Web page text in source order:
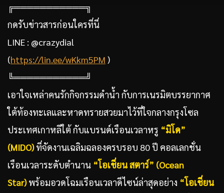
╔═══════════╗
กดรับข่าวสารก่อนใครที่นี่
LINE : @crazydial
(https://lin.ee/wKkm5PM )
╚═══════════╝
เอาใจเหล่าคนรักกิจกรรมดำน้ำ กับการเนรมิตบรรยากาศ
ใต้ท้องทะเลและหาดทรายสวยมาไว้ที่ใจกลางกรุงโซล
ประเทศเกาหลีใต้ กับแบรนด์เรือนเวลาหรู “มิโด”
(MIDO)ที่จัดงานเฉลิมฉลองครบรอบ 80 ปี คอลเลกชั่น
เรือนเวลาระดับตำนาน “โอเชี่ยน สตาร์” (Ocean
Star)พร้อมอวดโฉมเรือนเวลาดีไซน์ล่าสุดอย่าง “โอเชี่ยน